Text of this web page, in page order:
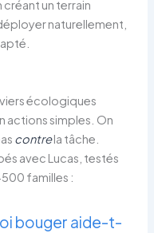
créant un terrain
naturellement,
écologiques
actions simples. On
contrela tâche.
avec Lucas, testés
familles :
bouger aide-t-